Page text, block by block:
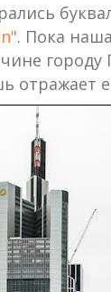
. Пока
отражает